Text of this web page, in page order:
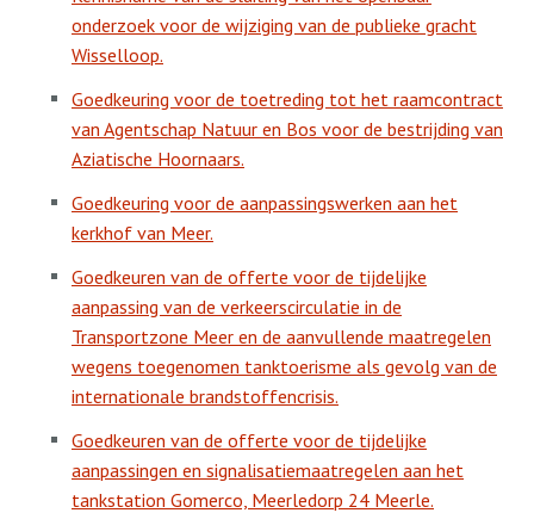
onderzoek voor de wijziging van de publieke gracht
Wisselloop.
Goedkeuring voor de toetreding tot het raamcontract
van Agentschap Natuur en Bos voor de bestrijding van
Aziatische Hoornaars.
Goedkeuring voor de aanpassingswerken aan het
kerkhof van Meer.
Goedkeuren van de offerte voor de tijdelijke
aanpassing van de verkeerscirculatie in de
Transportzone Meer en de aanvullende maatregelen
wegens toegenomen tanktoerisme als gevolg van de
internationale brandstoffencrisis.
Goedkeuren van de offerte voor de tijdelijke
aanpassingen en signalisatiemaatregelen aan het
tankstation Gomerco, Meerledorp 24 Meerle.